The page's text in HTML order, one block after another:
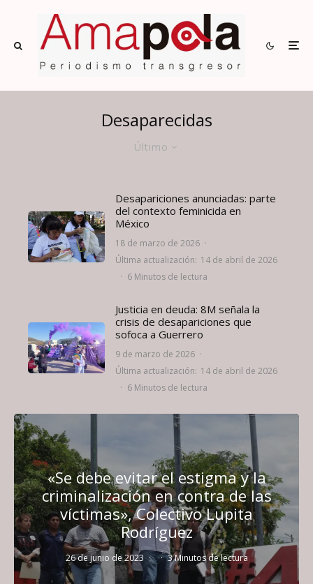
Desaparecidas
Último
Desapariciones anunciadas: parte
del contexto feminicida en
México
18 de marzo de 2026 ·
Última actualización: 14 de abril de 2026
· 6 Minutos de lectura
Justicia en deuda: 8M señala la
crisis de desapariciones que
sofoca a Guerrero
9 de marzo de 2026 ·
Última actualización: 14 de abril de 2026
· 6 Minutos de lectura
«Se debe evitar el estigma y la
criminalización en contra de las
víctimas», Colectivo Lupita
Rodríguez
26 de junio de 2023 · · 3 Minutos de lectura